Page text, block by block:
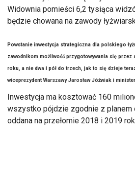
Widownia pomieści 6,2 tysiąca
będzie chowana na zawody
Powstanie inwestycja strategiczna dla polskiego
zawodnikom możliwość przygotowywania się przez
roku, a nie dwa i pół do trzech, jak to się dzieje
wiceprezydent Warszawy Jarosław Jóźwiak i
Inwestycja ma kosztować 160
wszystko pójdzie zgodnie z planem
oddana na przełomie 2018 i 2019